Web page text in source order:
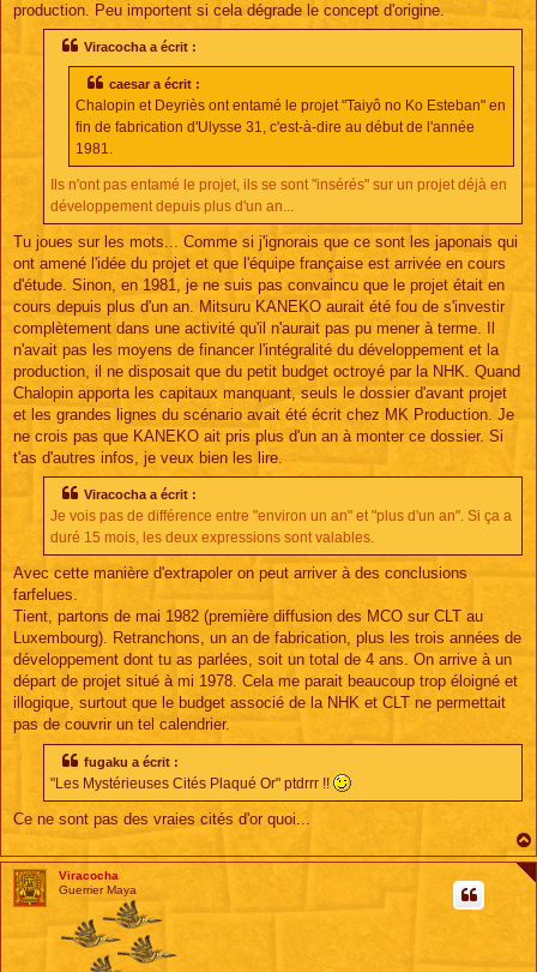
production. Peu importent si cela dégrade le concept d'origine.
Viracocha a écrit :
caesar a écrit :
Chalopin et Deyriès ont entamé le projet "Taiyô no Ko Esteban" en
fin de fabrication d'Ulysse 31, c'est-à-dire au début de l'année
1981.
Ils n'ont pas entamé le projet, ils se sont "insérés" sur un projet déjà en
développement depuis plus d'un an...
Tu joues sur les mots... Comme si j'ignorais que ce sont les japonais qui
ont amené l'idée du projet et que l'équipe française est arrivée en cours
d'étude. Sinon, en 1981, je ne suis pas convaincu que le projet était en
cours depuis plus d'un an. Mitsuru KANEKO aurait été fou de s'investir
complètement dans une activité qu'il n'aurait pas pu mener à terme. Il
n'avait pas les moyens de financer l'intégralité du développement et la
production, il ne disposait que du petit budget octroyé par la NHK. Quand
Chalopin apporta les capitaux manquant, seuls le dossier d'avant projet
et les grandes lignes du scénario avait été écrit chez MK Production. Je
ne crois pas que KANEKO ait pris plus d'un an à monter ce dossier. Si
t'as d'autres infos, je veux bien les lire.
Viracocha a écrit :
Je vois pas de différence entre "environ un an" et "plus d'un an". Si ça a
duré 15 mois, les deux expressions sont valables.
Avec cette manière d'extrapoler on peut arriver à des conclusions
farfelues.
Tient, partons de mai 1982 (première diffusion des MCO sur CLT au
Luxembourg). Retranchons, un an de fabrication, plus les trois années de
développement dont tu as parlées, soit un total de 4 ans. On arrive à un
départ de projet situé à mi 1978. Cela me parait beaucoup trop éloigné et
illogique, surtout que le budget associé de la NHK et CLT ne permettait
pas de couvrir un tel calendrier.
fugaku a écrit :
"Les Mystérieuses Cités Plaqué Or" ptdrrr !!
Ce ne sont pas des vraies cités d'or quoi...
Viracocha
Guerrier Maya